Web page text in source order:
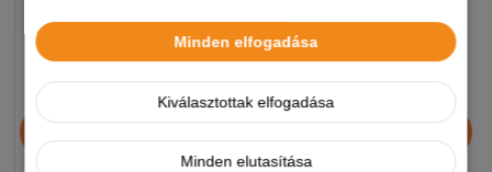
Minden elfogadása
Kiválasztottak elfogadása
Minden elutasítása
JosiDog Economy
Alice Professional Adult